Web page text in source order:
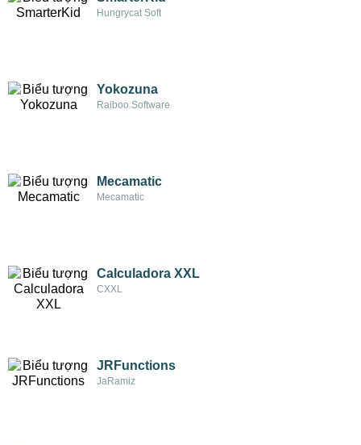
Hungrycat Soft
Yokozuna
Raiboo Software
Mecamatic
Mecamatic
Calculadora XXL
CXXL
JRFunctions
JaRamiz